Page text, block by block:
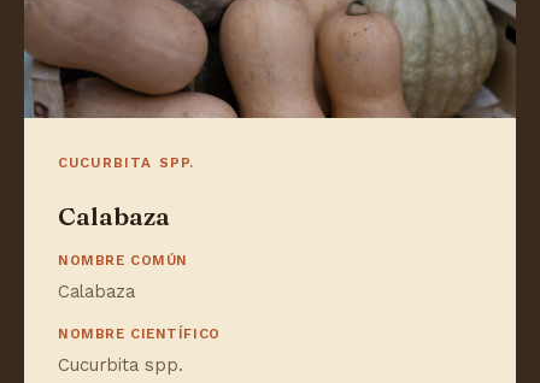
CUCURBITA SPP.
Calabaza
NOMBRE COMÚN
Calabaza
NOMBRE CIENTÍFICO
Cucurbita spp.